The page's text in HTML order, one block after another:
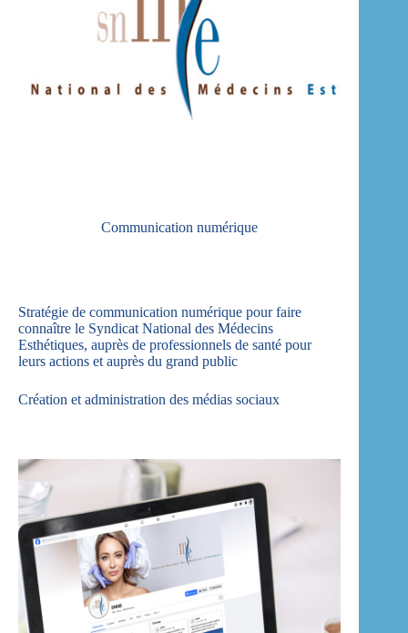
Communication numérique
Stratégie de communication numérique pour faire
connaître le Syndicat National des Médecins
Esthétiques, auprès de professionnels de santé pour
leurs actions et auprès du grand public
Création et administration des médias sociaux